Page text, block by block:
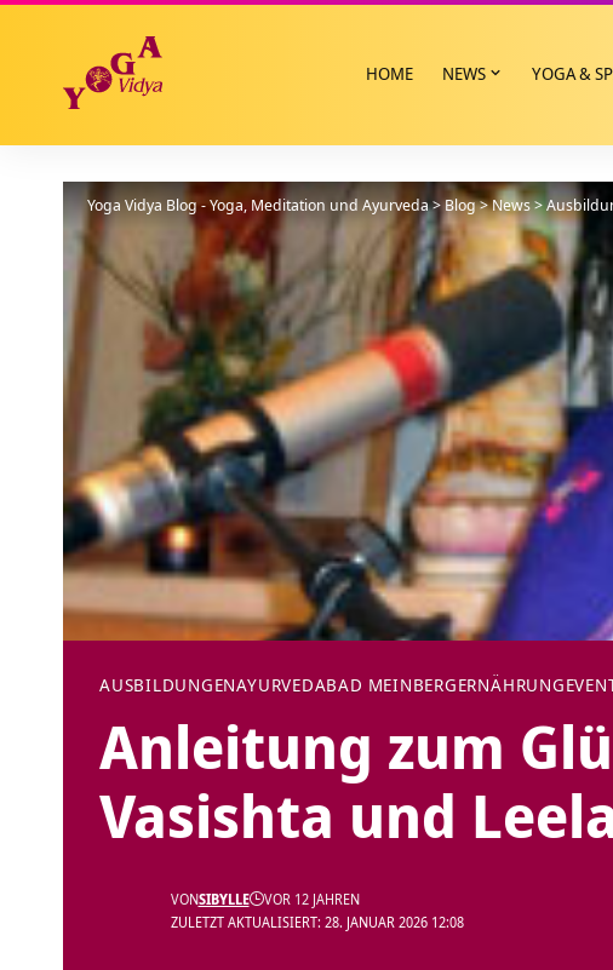
HOME NEWS YOGA &
Yoga Vidya Blog - Yoga, Meditation und Ayurveda>Blog>News>
AUSBILDUNGENAYURVEDABAD MEINBERGERNÄHRUNG
Anleitung zum
Vasishta und
ZULETZT AKTUALISIERT: 28. JANUAR 2026 12:08
VONSIBYLLE VOR 12 JAHREN